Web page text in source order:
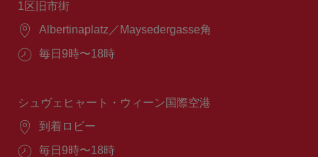
1区旧市街
場
Albertinaplatz／Maysedergasse角
営
間：
毎日9時〜18時
シュヴェヒャート・ウィーン国際空港
場
到着ロビー
営
毎日9時〜18時